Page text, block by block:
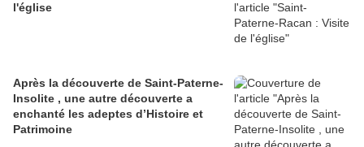
l'église
Après la découverte de Saint-Paterne-
Insolite , une autre découverte a
enchanté les adeptes d’Histoire et
Patrimoine